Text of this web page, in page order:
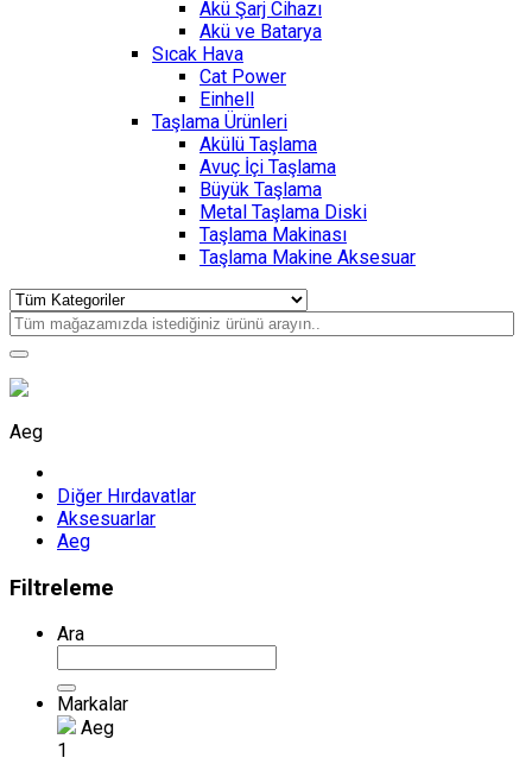
Akü Şarj Cihazı
Akü ve Batarya
Sıcak Hava
Cat Power
Einhell
Taşlama Ürünleri
Akülü Taşlama
Avuç İçi Taşlama
Büyük Taşlama
Metal Taşlama Diski
Taşlama Makinası
Taşlama Makine Aksesuar
Aeg
Diğer Hırdavatlar
Aksesuarlar
Aeg
Filtreleme
Ara
Markalar
Aeg
1